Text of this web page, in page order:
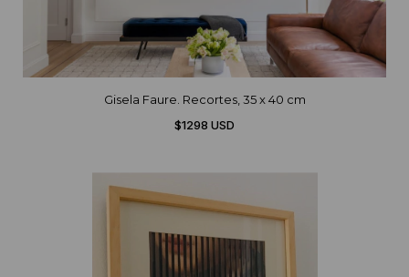
Gisela Faure. Recortes, 35 x 40 cm
$1298 USD